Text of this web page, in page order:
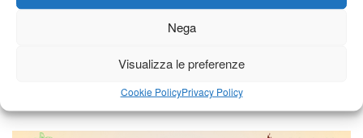
Nega
Visualizza le preferenze
Cookie PolicyPrivacy Policy